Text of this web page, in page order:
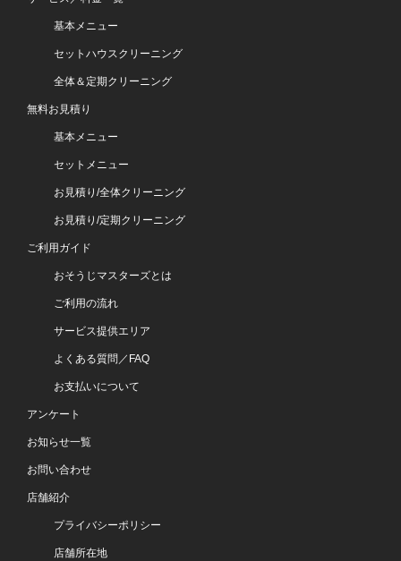
基本メニュー
セットハウスクリーニング
全体＆定期クリーニング
無料お見積り
基本メニュー
セットメニュー
お見積り/全体クリーニング
お見積り/定期クリーニング
ご利用ガイド
おそうじマスターズとは
ご利用の流れ
サービス提供エリア
よくある質問／FAQ
お支払いについて
アンケート
お知らせ一覧
お問い合わせ
店舗紹介
プライバシーポリシー
店舗所在地